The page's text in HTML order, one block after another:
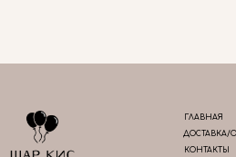
ГЛАВНАЯ
ДОСТАВКА/
КОНТАКТЫ